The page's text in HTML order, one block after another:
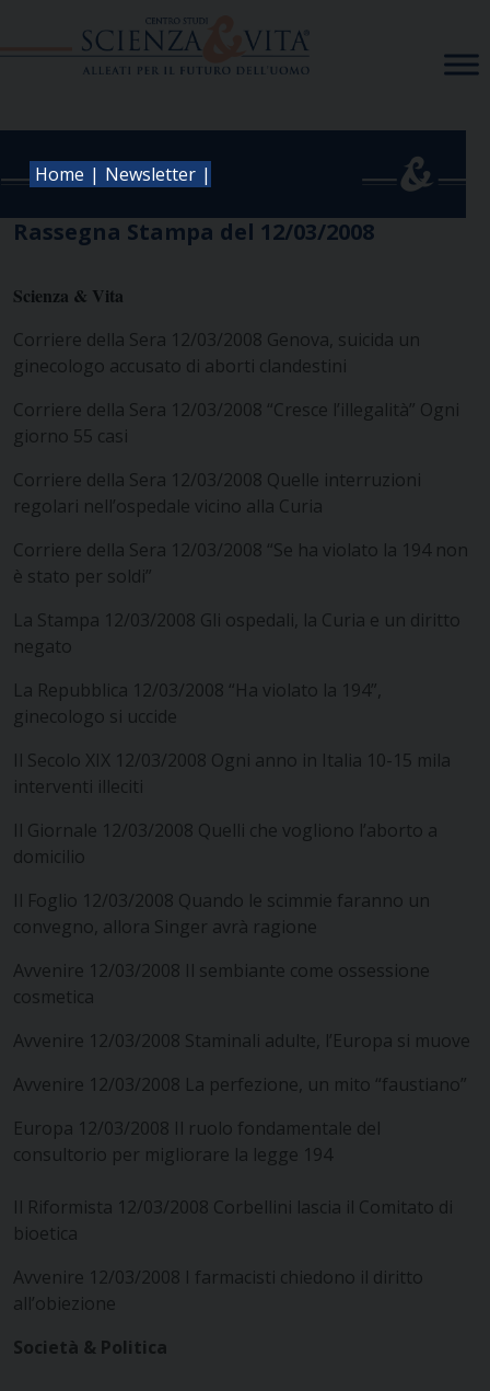
Home | Newsletter |
Rassegna Stampa del 12/03/2008
Scienza & Vita
Corriere della Sera 12/03/2008 Genova, suicida un
ginecologo accusato di aborti clandestini
Corriere della Sera 12/03/2008 “Cresce l’illegalità” Ogni
giorno 55 casi
Corriere della Sera 12/03/2008 Quelle interruzioni
regolari nell’ospedale vicino alla Curia
Corriere della Sera 12/03/2008 “Se ha violato la 194 non
è stato per soldi”
La Stampa 12/03/2008 Gli ospedali, la Curia e un diritto
negato
La Repubblica 12/03/2008 “Ha violato la 194”,
ginecologo si uccide
Il Secolo XIX 12/03/2008 Ogni anno in Italia 10-15 mila
interventi illeciti
Il Giornale 12/03/2008 Quelli che vogliono l’aborto a
domicilio
Il Foglio 12/03/2008 Quando le scimmie faranno un
convegno, allora Singer avrà ragione
Avvenire 12/03/2008 Il sembiante come ossessione
cosmetica
Avvenire 12/03/2008 Staminali adulte, l’Europa si muove
Avvenire 12/03/2008 La perfezione, un mito “faustiano”
Europa 12/03/2008 Il ruolo fondamentale del
consultorio per migliorare la legge 194
Il Riformista 12/03/2008 Corbellini lascia il Comitato di
bioetica
Avvenire 12/03/2008 I farmacisti chiedono il diritto
all’obiezione
Società & Politica